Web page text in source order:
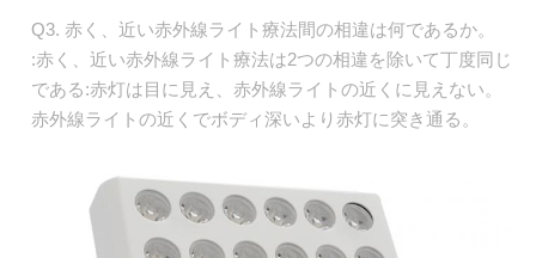
Q3. 赤く、近い赤外線ライト療法間の相違は何であるか。
:赤く、近い赤外線ライト療法は2つの相違を除いて丁度同じ
である:赤灯は目に見え、赤外線ライトの近くに見えない。
赤外線ライトの近くでボディ深いより赤灯に突き通る。